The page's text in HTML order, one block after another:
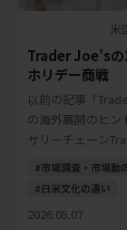
米
Trader Joe’s
ホリデー商戦
以前の記事「
の海外展開のヒン
サリーチェーン
み解くヒントが多
市場調査・市場動
日米文化の違い
2026.05.07